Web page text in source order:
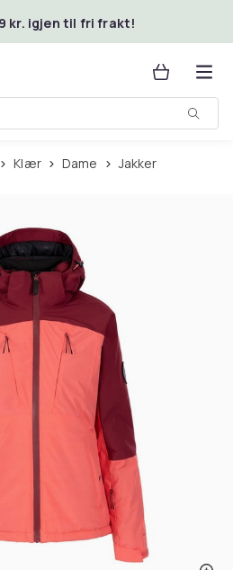
kr. igjen til fri frakt!
Klær Dame Jakker